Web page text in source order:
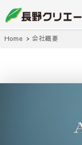
長野クリエ
ート
せください！
Home 会社概要